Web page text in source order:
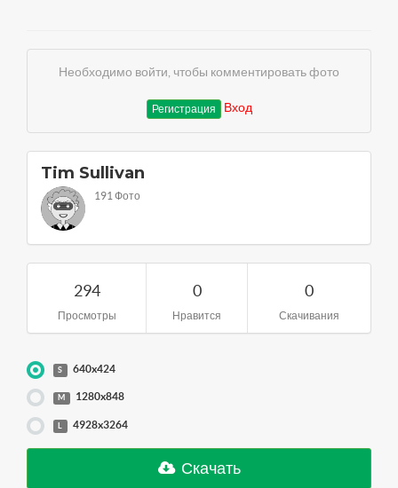
Необходимо войти, чтобы комментировать фото
Регистрация Вход
Tim Sullivan
191 Фото
294
Просмотры
0
Нравится
0
Скачивания
S 640x424
M 1280x848
4928x3264
Скачать